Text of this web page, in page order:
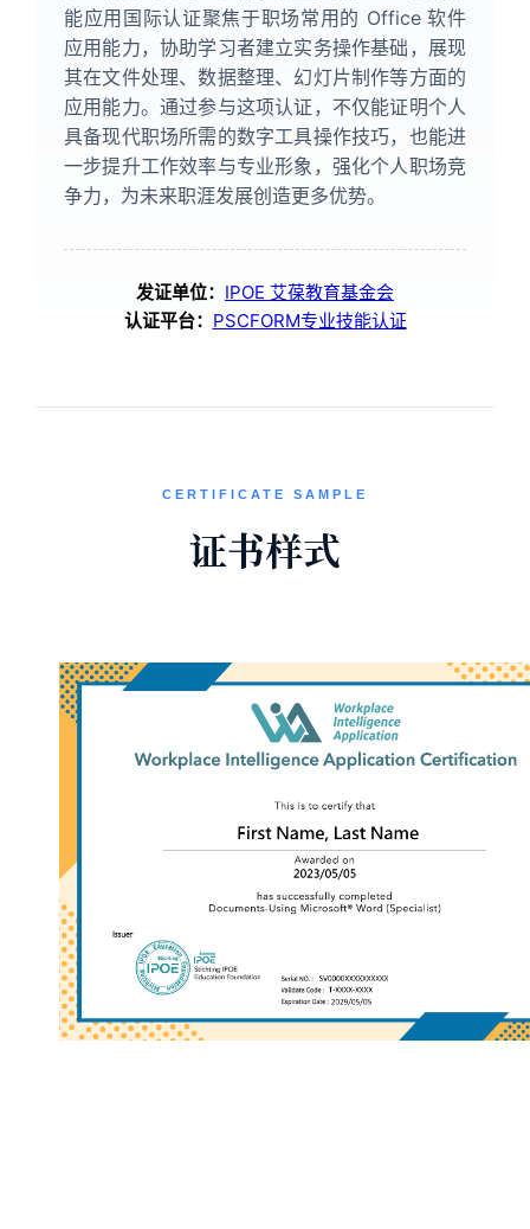
能应用国际认证聚焦于职场常用的 Office 软件
应用能力，协助学习者建立实务操作基础，展现
其在文件处理、数据整理、幻灯片制作等方面的
应用能力。通过参与这项认证，不仅能证明个人
具备现代职场所需的数字工具操作技巧，也能进
一步提升工作效率与专业形象，强化个人职场竞
争力，为未来职涯发展创造更多优势。
发证单位： IPOE 艾葆教育基金会
认证平台： PSCFORM专业技能认证
CERTIFICATE SAMPLE
证书样式